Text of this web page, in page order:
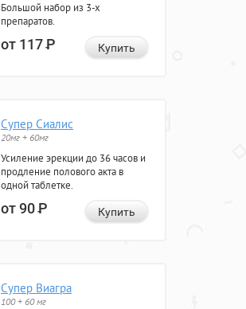
Большой набор из 3-х
препаратов.
от 117Р Купить
Супер Сиалис
20мг + 60мг
Усиление эрекции до 36 часов и
продление полового акта в
одной таблетке.
от 90Р Купить
Супер Виагра
100 + 60 мг